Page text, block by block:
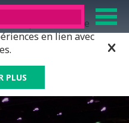
ceux qui ont soif de
en lien avec
PLUS